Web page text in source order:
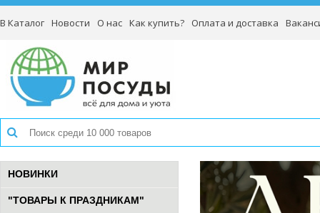
В Каталог Новости О нас Как купить? Оплата и доставка
НОВИНКИ
"ТОВАРЫ К ПРАЗДНИКАМ"